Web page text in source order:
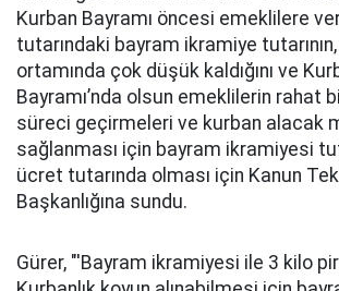
Kurban Bayramı öncesi emeklilere
tutarındaki bayram ikramiye
ortamında çok düşük kaldığını ve
Bayramı’nda olsun emeklilerin rahat
süreci geçirmeleri ve kurban alacak
sağlanması için bayram ikramiyesi
ücret tutarında olması için Kanun
Başkanlığına sundu.
Gürer, "'Bayram ikramiyesi ile 3 kilo